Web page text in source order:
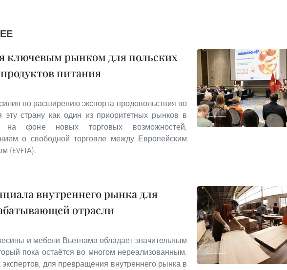
ключевым рынком для польских
питания
по расширению экспорта продовольствия во
эту страну как один из приоритетных рынков в
на фоне новых торговых возможностей,
о свободной торговле между Европейским
(EVFTA).
внутреннего рынка для
отрасли
и мебели Вьетнама обладает значительным
пока остаётся во многом нереализованным.
для превращения внутреннего рынка в